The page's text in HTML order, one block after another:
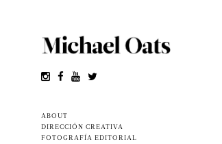
ABOUT
DIRECCIÓN CREATIVA
FOTOGRAFÍA EDITORIAL